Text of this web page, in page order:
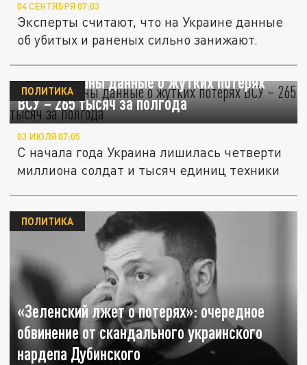
04 СЕНТЯБРЯ 07:03
Эксперты считают, что на Украине данные
об убитых и раненых сильно занижают.
Опубликованы данные о жутких потерях
ВСУ – 265 тысяч за полгода
ПОЛИТИКА
03 ИЮЛЯ 07:05
С начала года Украина лишилась четверти
миллиона солдат и тысяч единиц техники
«Зеленский лжет о потерях»: очередное
обвинение от скандального украинского
нардепа Дубинского
ПОЛИТИКА